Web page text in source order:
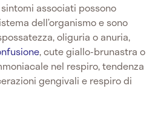
associati possono
dell’organismo e sono
oliguria o anuria,
, cute giallo-brunastra o
nel respiro, tendenza
gengivali e respiro di